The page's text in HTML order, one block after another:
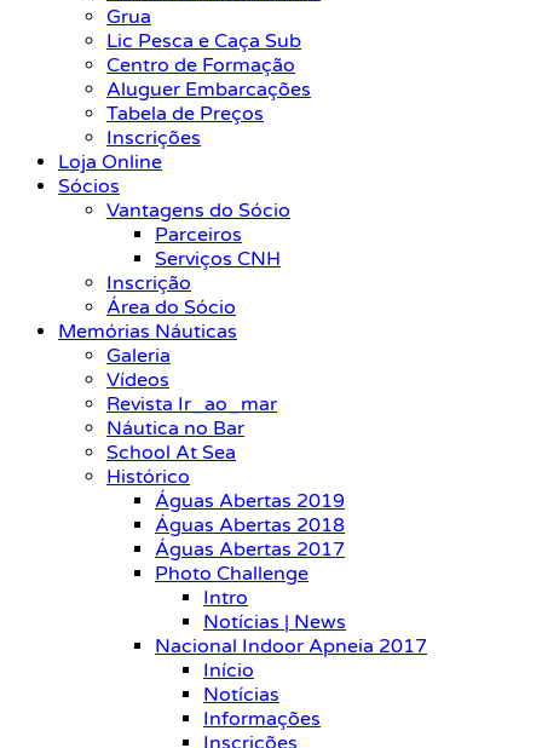
Grua
Lic Pesca e Caça Sub
Centro de Formação
Aluguer Embarcações
Tabela de Preços
Inscrições
Loja Online
Sócios
Vantagens do Sócio
Parceiros
Serviços CNH
Inscrição
Área do Sócio
Memórias Náuticas
Galeria
Vídeos
Revista Ir_ao_mar
Náutica no Bar
School At Sea
Histórico
Águas Abertas 2019
Águas Abertas 2018
Águas Abertas 2017
Photo Challenge
Intro
Notícias | News
Nacional Indoor Apneia 2017
Início
Notícias
Informações
Inscrições